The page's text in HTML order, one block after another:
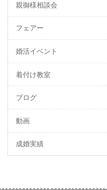
親御様相談会
フェアー
婚活イベント
着付け教室
ブログ
動画
成婚実績